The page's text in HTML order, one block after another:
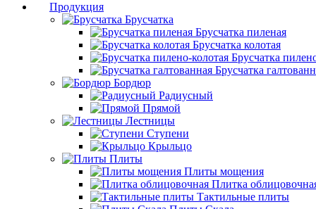
Продукция
Брусчатка
Брусчатка пиленая
Брусчатка колотая
Брусчатка
Брусчатка
Бордюр
Радиусный
Прямой
Лестницы
Ступени
Крыльцо
Плиты
Плиты мощения
Плитка
Тактильные плиты